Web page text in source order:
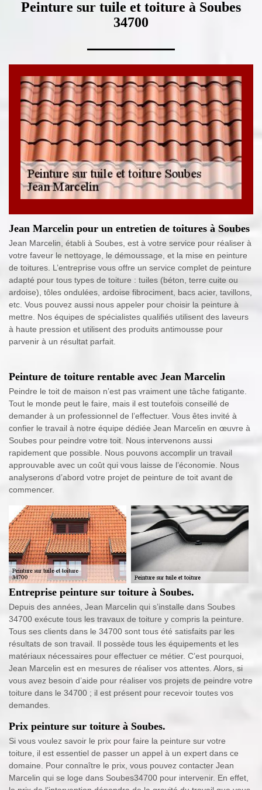
Peinture sur tuile et toiture à Soubes
34700
Jean Marcelin pour un entretien de toitures à Soubes
Jean Marcelin, établi à Soubes, est à votre service pour réaliser à
votre faveur le nettoyage, le démoussage, et la mise en peinture
de toitures. L’entreprise vous offre un service complet de peinture
adapté pour tous types de toiture : tuiles (béton, terre cuite ou
ardoise), tôles ondulées, ardoise fibrociment, bacs acier, tavillons,
etc. Vous pouvez aussi nous appeler pour choisir la peinture à
mettre. Nos équipes de spécialistes qualifiés utilisent des laveurs
à haute pression et utilisent des produits antimousse pour
parvenir à un résultat parfait.
Peinture de toiture rentable avec Jean Marcelin
Peindre le toit de maison n’est pas vraiment une tâche fatigante.
Tout le monde peut le faire, mais il est toutefois conseillé de
demander à un professionnel de l’effectuer. Vous êtes invité à
confier le travail à notre équipe dédiée Jean Marcelin en œuvre à
Soubes pour peindre votre toit. Nous intervenons aussi
rapidement que possible. Nous pouvons accomplir un travail
approuvable avec un coût qui vous laisse de l’économie. Nous
analyserons d’abord votre projet de peinture de toit avant de
commencer.
Entreprise peinture sur toiture à Soubes.
Depuis des années, Jean Marcelin qui s’installe dans Soubes
34700 exécute tous les travaux de toiture y compris la peinture.
Tous ses clients dans le 34700 sont tous été satisfaits par les
résultats de son travail. Il possède tous les équipements et les
matériaux nécessaires pour effectuer ce métier. C’est pourquoi,
Jean Marcelin est en mesures de réaliser vos attentes. Alors, si
vous avez besoin d’aide pour réaliser vos projets de peindre votre
toiture dans le 34700 ; il est présent pour recevoir toutes vos
demandes.
Prix peinture sur toiture à Soubes.
Si vous voulez savoir le prix pour faire la peinture sur votre
toiture, il est essentiel de passer un appel à un expert dans ce
domaine. Pour connaître le prix, vous pouvez contacter Jean
Marcelin qui se loge dans Soubes34700 pour intervenir. En effet,